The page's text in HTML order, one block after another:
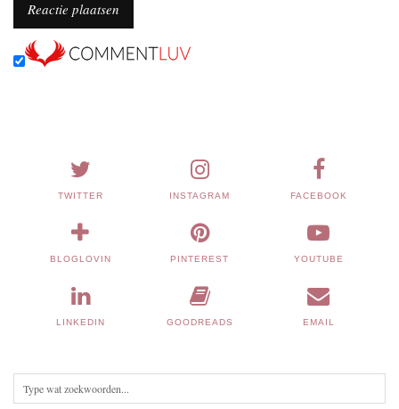
TWITTER INSTAGRAM FACEBOOK
BLOGLOVIN PINTEREST YOUTUBE
LINKEDIN GOODREADS EMAIL